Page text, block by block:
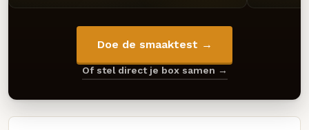
Doe de smaaktest →
Of stel direct je box samen →